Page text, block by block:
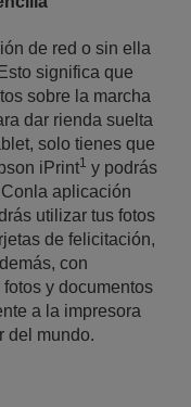
de red o sin ella
significa que
sobre la marcha
dar rienda suelta
solo tienes que
iPrint1 y podrás
aplicación
utilizar tus fotos
de felicitación,
con
y documentos
a la impresora
del mundo.